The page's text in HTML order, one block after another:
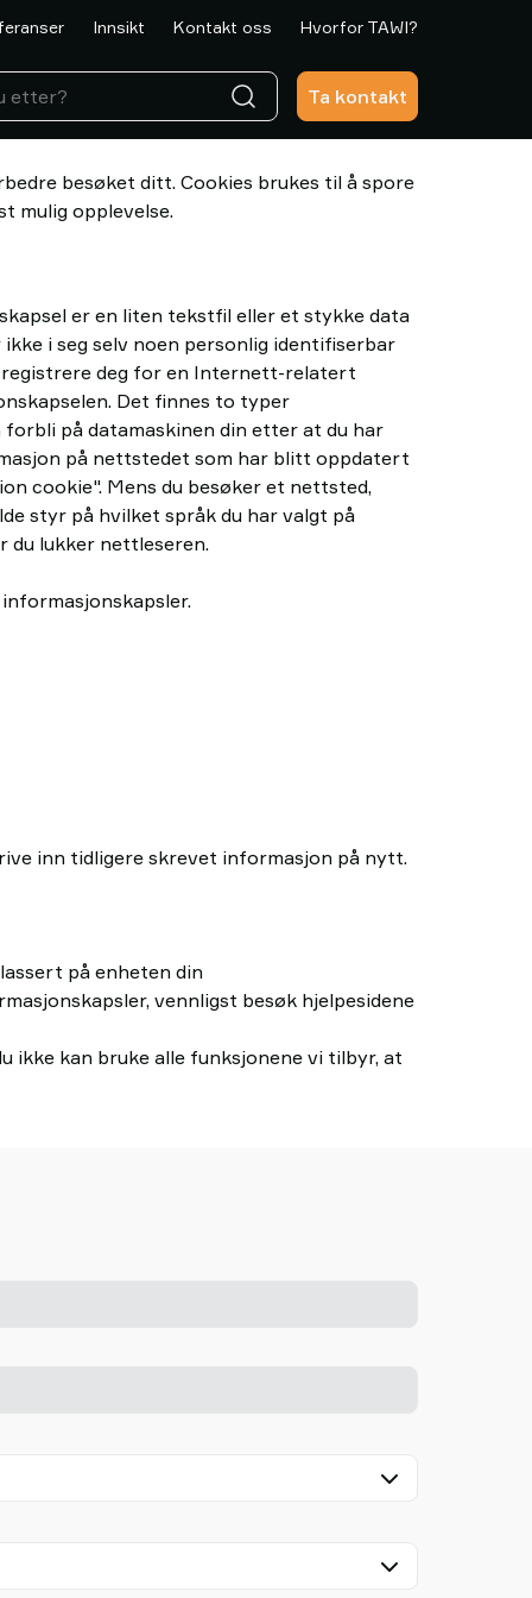
Innsikt Kontakt oss Hvorfor TAWI?
Ta kontakt
besøket ditt. Cookies brukes til å spore
mulig opplevelse.
er en liten tekstfil eller et stykke data
i seg selv noen personlig identifiserbar
registrere deg for en Internett-relatert
Det finnes to typer
på datamaskinen din etter at du har
på nettstedet som har blitt oppdatert
cookie". Mens du besøker et nettsted,
styr på hvilket språk du har valgt på
du lukker nettleseren.
inn tidligere skrevet informasjon på nytt.
på enheten din
vennligst besøk hjelpesidene
ikke kan bruke alle funksjonene vi tilbyr, at